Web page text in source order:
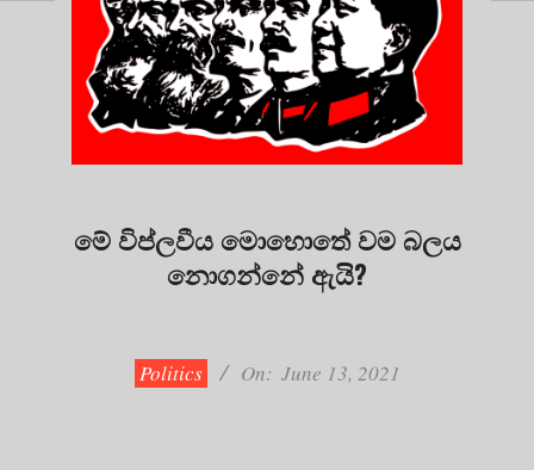
මේ විප්ලවීය මොහොතේ වම බලය
නොගන්නේ ඇයි?
Politics On: June 13, 2021